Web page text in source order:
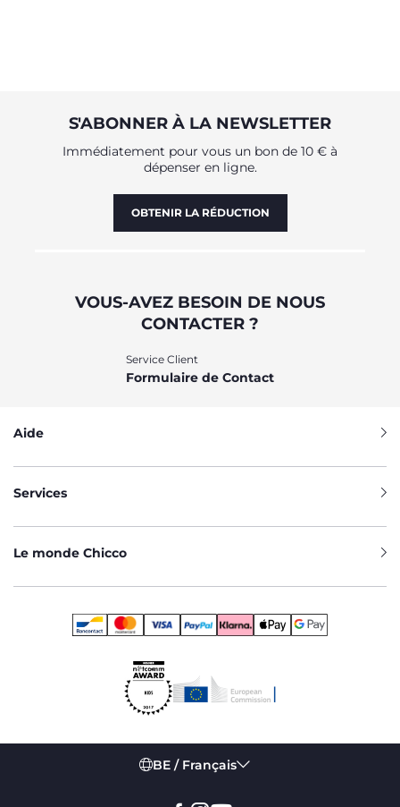
S'ABONNER À LA NEWSLETTER
Immédiatement pour vous un bon de 10 € à
dépenser en ligne.
OBTENIR LA RÉDUCTION
VOUS-AVEZ BESOIN DE NOUS
CONTACTER ?
Service Client
Formulaire de Contact
Aide
Services
Le monde Chicco
BE / Français